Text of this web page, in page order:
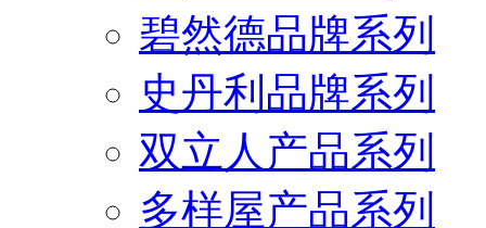
碧然德品牌系列
史丹利品牌系列
双立人产品系列
多样屋产品系列